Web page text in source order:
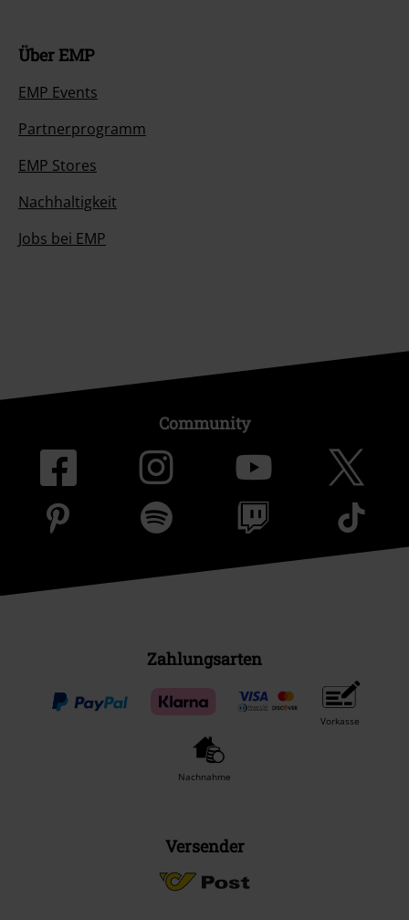
Über EMP
EMP Events
Partnerprogramm
EMP Stores
Nachhaltigkeit
Jobs bei EMP
Community
Zahlungsarten
Vorkasse
Nachnahme
Versender